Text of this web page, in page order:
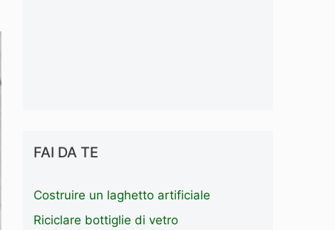
FAI DA TE
Costruire un laghetto artificiale
Riciclare bottiglie di vetro